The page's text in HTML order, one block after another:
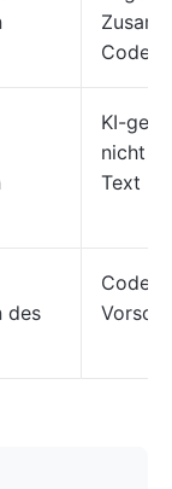
Code
KI-
nicht
Text
des
Code-